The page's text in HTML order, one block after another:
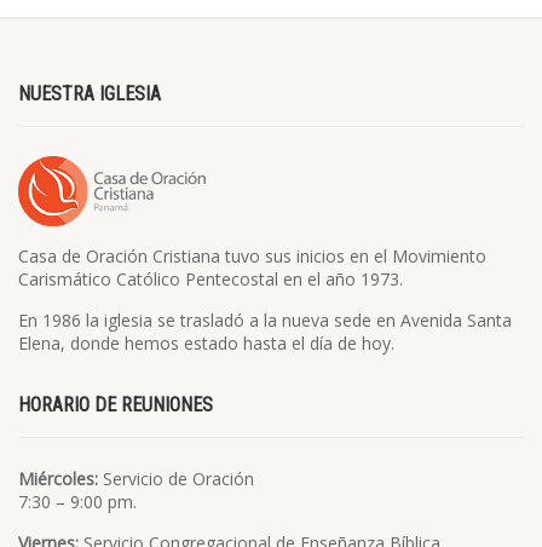
NUESTRA IGLESIA
Casa de Oración Cristiana tuvo sus inicios en el Movimiento
Carismático Católico Pentecostal en el año 1973.
En 1986 la iglesia se trasladó a la nueva sede en Avenida Santa
Elena, donde hemos estado hasta el día de hoy.
HORARIO DE REUNIONES
Miércoles: Servicio de Oración
7:30 – 9:00 pm.